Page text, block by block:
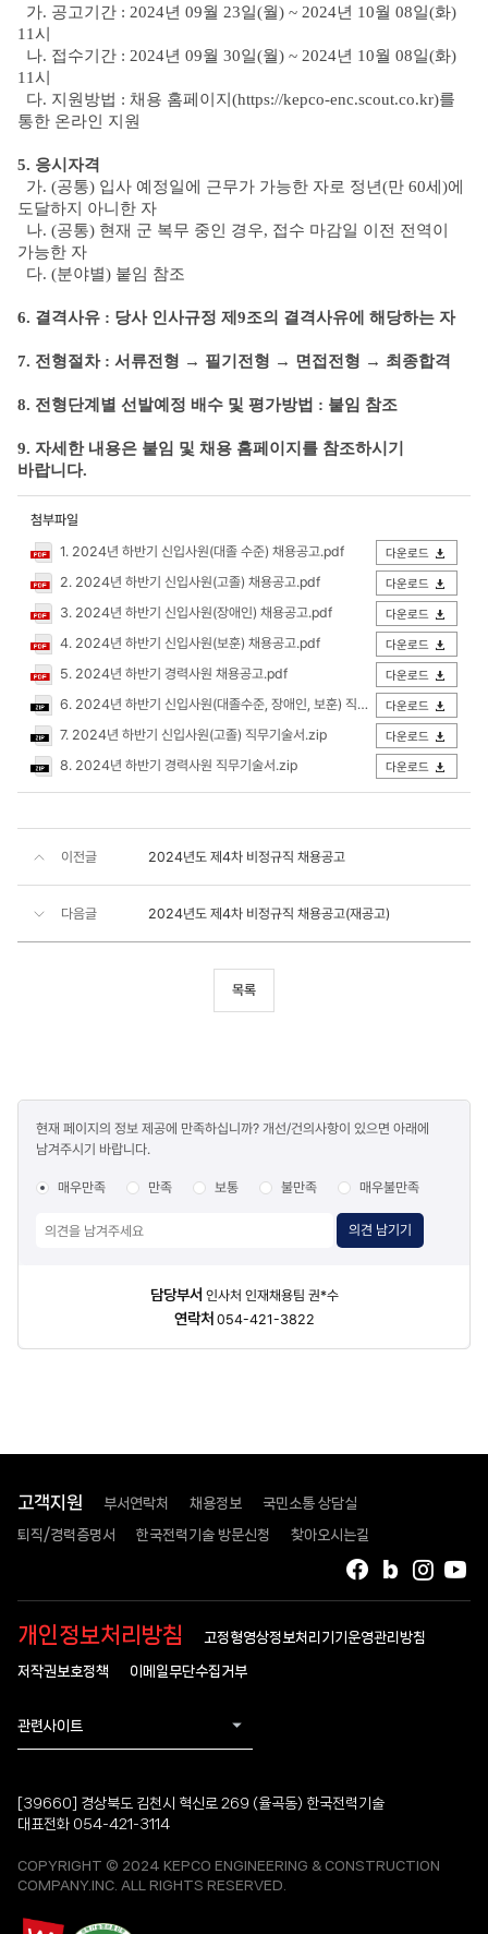
가. 공고기간 : 2024년 09월 23일(월) ~ 2024년 10월 08일(화)
11시
나. 접수기간 : 2024년 09월 30일(월) ~ 2024년 10월 08일(화)
11시
다. 지원방법 : 채용 홈페이지(https://kepco-enc.scout.co.kr)를
통한 온라인 지원
5. 응시자격
가. (공통) 입사 예정일에 근무가 가능한 자로 정년(만 60세)에
도달하지 아니한 자
나. (공통) 현재 군 복무 중인 경우, 접수 마감일 이전 전역이
가능한 자
다. (분야별) 붙임 참조
6. 결격사유 : 당사 인사규정 제9조의 결격사유에 해당하는 자
7. 전형절차 : 서류전형 → 필기전형 → 면접전형 → 최종합격
8. 전형단계별 선발예정 배수 및 평가방법 : 붙임 참조
9. 자세한 내용은 붙임 및 채용 홈페이지를 참조하시기
바랍니다.
첨부파일
1. 2024년 하반기 신입사원(대졸 수준) 채용공고.pdf
다운로드
2. 2024년 하반기 신입사원(고졸) 채용공고.pdf 다운로드
3. 2024년 하반기 신입사원(장애인) 채용공고.pdf 다운로드
4. 2024년 하반기 신입사원(보훈) 채용공고.pdf 다운로드
5. 2024년 하반기 경력사원 채용공고.pdf 다운로드
6. 2024년 하반기 신입사원(대졸수준, 장애인, 보훈) 직무기술서.zip 다운로드
7. 2024년 하반기 신입사원(고졸) 직무기술서.zip 다운로드
8. 2024년 하반기 경력사원 직무기술서.zip 다운로드
이전글 2024년도 제4차 비정규직 채용공고
다음글 2024년도 제4차 비정규직 채용공고(재공고)
목록
만족도
조사
현재 페이지의 정보 제공에 만족하십니까? 개선/건의사항이 있으면 아래에
남겨주시기 바랍니다.
매우만족 만족 보통 불만족 매우불만족
의견 남기기
담당부서 인사처 인재채용팀 권*수
연락처 054-421-3822
고객지원 부서연락처 채용정보 국민소통 상담실
퇴직/경력증명서 한국전력기술 방문신청 찾아오시는길
인스
블로그
페이스북
개인정보처리방침 고정형영상정보처리기기운영관리방침
저작권보호정책 이메일무단수집거부
관련사이트
[39660] 경상북도 김천시 혁신로 269 (율곡동) 한국전력기술
대표전화 054-421-3114
COPYRIGHT © 2024 KEPCO ENGINEERING & CONSTRUCTION
COMPANY.INC. ALL RIGHTS RESERVED.